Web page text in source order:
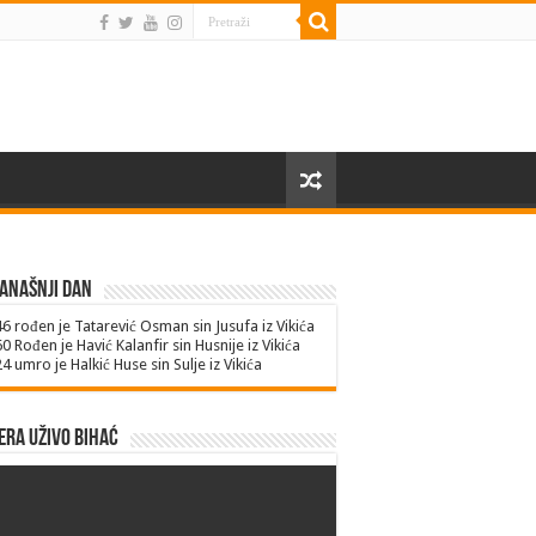
dan
rođen je Tatarević Osman sin Jusufa iz Vikića
Rođen je Havić Kalanfir sin Husnije iz Vikića
umro je Halkić Huse sin Sulje iz Vikića
uživo Bihać